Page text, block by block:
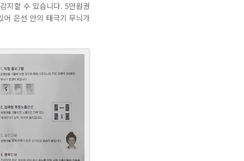
지할 수 있습니다. 5만원권
어 은선 안의 태극기 무늬가